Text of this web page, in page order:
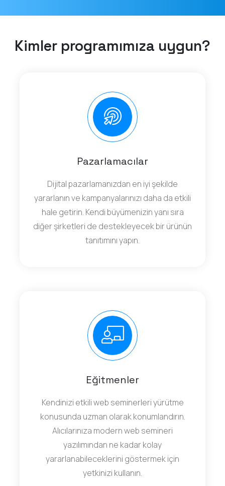
Kimler programımıza uygun?
Pazarlamacılar
Dijital pazarlamanızdan en iyi şekilde
yararlanın ve kampanyalarınızı daha da etkili
hale getirin. Kendi büyümenizin yanı sıra
diğer şirketleri de destekleyecek bir ürünün
tanıtımını yapın.
Eğitmenler
Kendinizi etkili web seminerleri yürütme
konusunda uzman olarak konumlandırın.
Alıcılarınıza modern web semineri
yazılımından ne kadar kolay
yararlanabileceklerini göstermek için
yetkinizi kullanın.